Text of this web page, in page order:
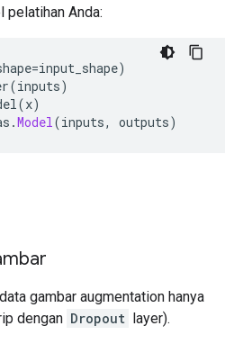
pelatihan Anda:
=input_shape)
(inputs)
(x)
.Model(inputs, outputs)
gambar augmentation hanya
dengan Dropout layer).